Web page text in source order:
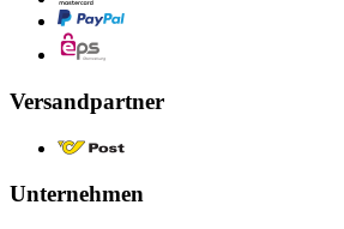
Versandpartner
Unternehmen